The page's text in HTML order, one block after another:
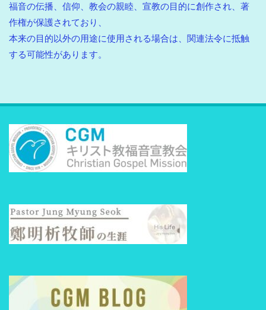
福音の伝播、信仰、教会の親睦、宣教の目的に創作され、著
作権が保護されており、
本来の目的以外の用途に使用される場合は、関連法令に抵触
する可能性があります。